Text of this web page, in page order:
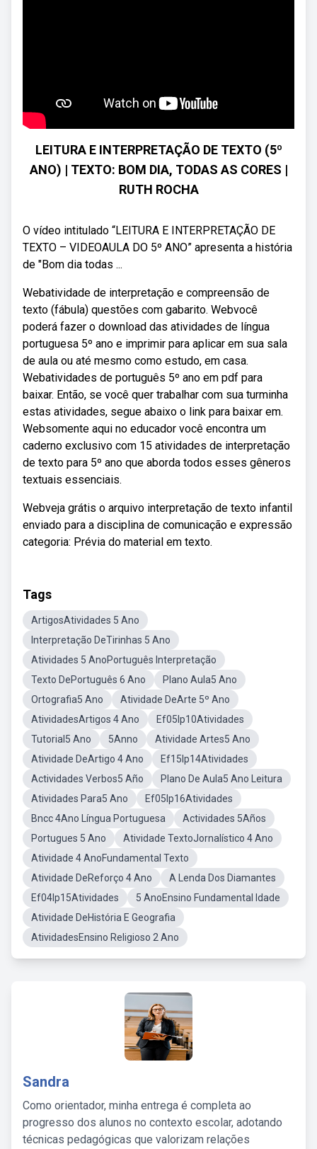
LEITURA E INTERPRETAÇÃO DE TEXTO (5º
ANO) | TEXTO: BOM DIA, TODAS AS CORES |
RUTH ROCHA
O vídeo intitulado “LEITURA E INTERPRETAÇÃO DE
TEXTO – VIDEOAULA DO 5º ANO” apresenta a história
de "Bom dia todas ...
Webatividade de interpretação e compreensão de
texto (fábula) questões com gabarito. Webvocê
poderá fazer o download das atividades de língua
portuguesa 5º ano e imprimir para aplicar em sua sala
de aula ou até mesmo como estudo, em casa.
Webatividades de português 5º ano em pdf para
baixar. Então, se você quer trabalhar com sua turminha
estas atividades, segue abaixo o link para baixar em.
Websomente aqui no educador você encontra um
caderno exclusivo com 15 atividades de interpretação
de texto para 5º ano que aborda todos esses gêneros
textuais essenciais.
Webveja grátis o arquivo interpretação de texto infantil
enviado para a disciplina de comunicação e expressão
categoria: Prévia do material em texto.
Tags
ArtigosAtividades 5 Ano
Interpretação DeTirinhas 5 Ano
Atividades 5 AnoPortuguês Interpretação
Texto DePortuguês 6 Ano
Plano Aula5 Ano
Ortografia5 Ano
Atividade DeArte 5º Ano
AtividadesArtigos 4 Ano
Ef05lp10Atividades
Tutorial5 Ano
5Anno
Atividade Artes5 Ano
Atividade DeArtigo 4 Ano
Ef15lp14Atividades
Actividades Verbos5 Año
Plano De Aula5 Ano Leitura
Atividades Para5 Ano
Ef05lp16Atividades
Bncc 4Ano Língua Portuguesa
Actividades 5Años
Portugues 5 Ano
Atividade TextoJornalístico 4 Ano
Atividade 4 AnoFundamental Texto
Atividade DeReforço 4 Ano
A Lenda Dos Diamantes
Ef04lp15Atividades
5 AnoEnsino Fundamental Idade
Atividade DeHistória E Geografia
AtividadesEnsino Religioso 2 Ano
Sandra
Como orientador, minha entrega é completa ao
progresso dos alunos no contexto escolar, adotando
técnicas pedagógicas que valorizam relações